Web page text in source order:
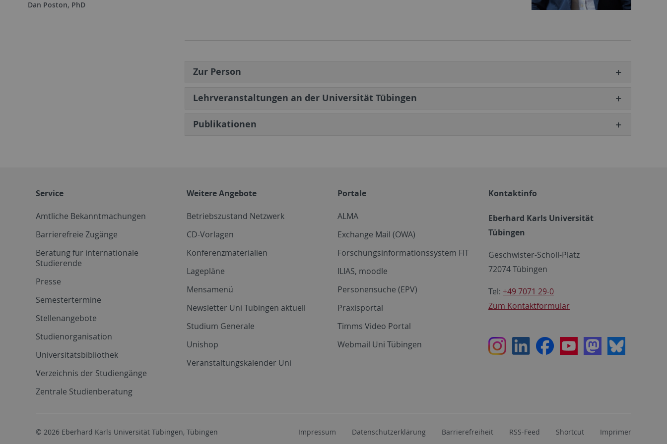
Dan Poston, PhD
Zur Person
Lehrveranstaltungen an der Universität Tübingen
Publikationen
Service
Amtliche Bekanntmachungen
Barrierefreie Zugänge
Beratung für internationale
Studierende
Presse
Semestertermine
Stellenangebote
Studienorganisation
Universitätsbibliothek
Verzeichnis der Studiengänge
Zentrale Studienberatung
Weitere Angebote
Betriebszustand Netzwerk
CD-Vorlagen
Konferenzmaterialien
Lagepläne
Mensamenü
Newsletter Uni Tübingen aktuell
Studium Generale
Unishop
Veranstaltungskalender Uni
Portale
ALMA
Exchange Mail (OWA)
Forschungsinformationssystem FIT
ILIAS, moodle
Personensuche (EPV)
Praxisportal
Timms Video Portal
Webmail Uni Tübingen
Kontaktinfo
Eberhard Karls Universität
Tübingen
Geschwister-Scholl-Platz
72074 Tübingen
Tel: +49 7071 29-0
Zum Kontaktformular
InstagramLinkedInFacebookYoutubeMastodon
Bluesky
© 2026 Eberhard Karls Universität Tübingen, Tübingen Impressum Datenschutzerklärung Barrierefreiheit RSS-Feed Shortcut Imprimer